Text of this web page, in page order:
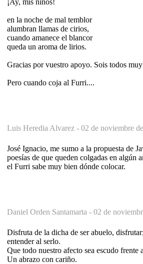
en la noche de mal temblor
alumbran llamas de cirios,
cuando amanece el blancor
queda un aroma de lirios.
Gracias por vuestro apoyo. Sois todos
Pero cuando coja al Furri....
Luis Heredia Alvarez - 02 de noviembre
José Ignacio, me sumo a la propuesta de
poesías de que queden colgadas en algún
el Furri sabe muy bien dónde colocar.
Daniel Orden Santamarta - 02 de
Disfruta de la dicha de ser abuelo,
entender al serlo.
Que todo nuestro afecto sea escudo frente
Un abrazo con cariño.